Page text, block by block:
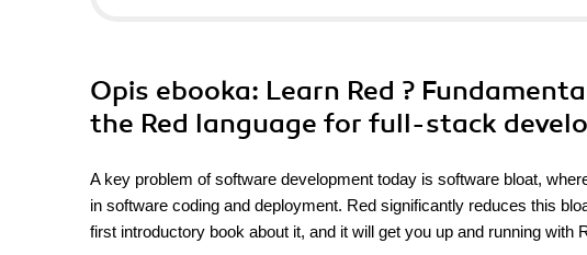
Opis ebooka: Learn Red ?
the Red language for full-stack
A key problem of software development today is software bloat,
in software coding and deployment. Red significantly reduces this
first introductory book about it, and it will get you up and running with